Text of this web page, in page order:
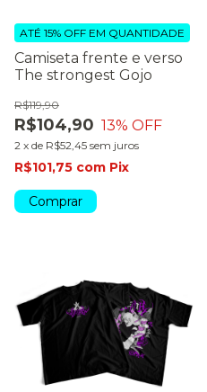
Camiseta frente e verso
The strongest Gojo
R$104,90
R$119,90
13% OFF
2 x de R$52,45 sem juros
ATÉ 15% OFF EM QUANTIDADE
R$101,75 com Pix
Comprar